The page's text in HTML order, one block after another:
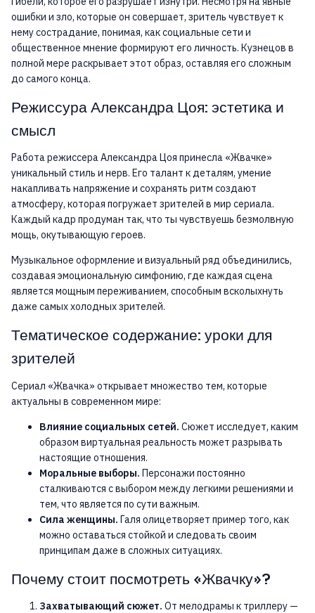
ошибки и зло, которые он совершает, зритель чувствует к
нему сострадание, понимая, как социальные сети и
общественное мнение формируют его личность. Кузнецов в
полной мере раскрывает этот образ, оставляя его сложным
до самого конца.
Режиссура Александра Цоя: эстетика и
смысл
Работа режиссера Александра Цоя принесла «Жвачке»
уникальный стиль и нерв. Его талант к деталям, умение
накапливать напряжение и сохранять ритм создают
атмосферу, которая погружает зрителей в мир сериала.
Каждый кадр продуман так, что ты чувствуешь безмолвную
мощь, окутывающую героев.
Музыкальное оформление и визуальный ряд объединились,
создавая эмоциональную симфонию, где каждая сцена
является мощным переживанием, способным всколыхнуть
даже самых холодных зрителей.
Тематическое содержание: уроки для
зрителей
Сериал «Жвачка» открывает множество тем, которые
актуальны в современном мире:
Влияние социальных сетей. Сюжет исследует, каким
образом виртуальная реальность может разрывать
настоящие отношения.
Моральные выборы. Персонажи постоянно
сталкиваются с выбором между легкими решениями и
тем, что является по сути важным.
Сила женщины. Галя олицетворяет пример того, как
можно оставаться стойкой и следовать своим
принципам даже в сложных ситуациях.
Почему стоит посмотреть «Жвачку»?
Захватывающий сюжет. От мелодрамы к триллеру —